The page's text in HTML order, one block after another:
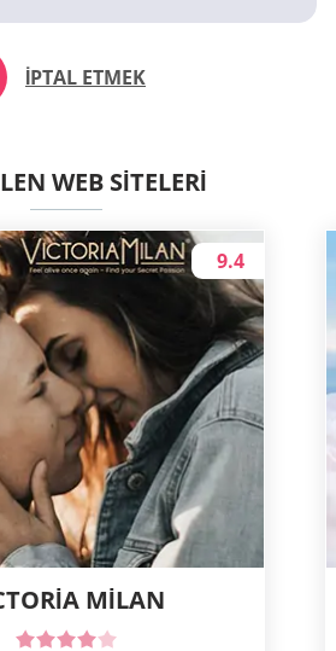
İPTAL ETMEK
WEB SITELERI
MILAN
9.4